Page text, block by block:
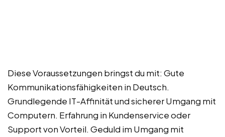
Diese Voraussetzungen bringst du mit: Gute
Kommunikationsfähigkeiten in Deutsch.
Grundlegende IT-Affinität und sicherer Umgang mit
Computern. Erfahrung in Kundenservice oder
Support von Vorteil. Geduld im Umgang mit